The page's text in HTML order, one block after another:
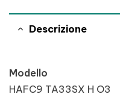
Descrizione
Modello
HAFC9 TA33SX H O3